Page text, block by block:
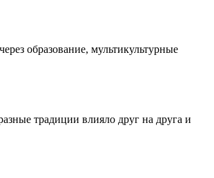
образование, мультикультурные
традиции влияло друг на друга и